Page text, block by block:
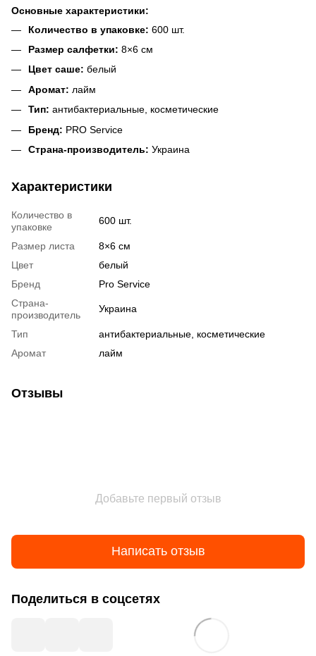
Основные характеристики:
Количество в упаковке: 600 шт.
Размер салфетки: 8×6 см
Цвет саше: белый
Аромат: лайм
Тип: антибактериальные, косметические
Бренд: PRO Service
Страна-производитель: Украина
Характеристики
Количество в
упаковке
600 шт.
Размер листа
8×6 см
Цвет
белый
Бренд
Pro Service
Страна-
производитель
Украина
Тип
антибактериальные, косметические
Аромат
лайм
Отзывы
Добавьте первый отзыв
Написать отзыв
Поделиться в соцсетях